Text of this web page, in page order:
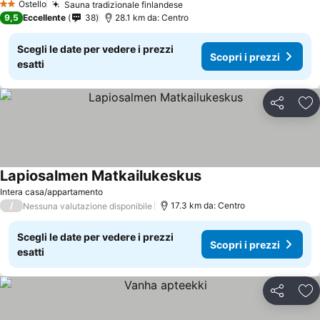
2 StelleOstello Sauna tradizionale finlandeseScopri i prezzi
9,5 Eccellente 38 28.1 km da: Centro
Scegli le date per vedere i prezzi
esatti
Scopri i prezzi
Condividi
Intera casa/appartamento
Lapiosalmen MatkailukeskusScopri i prezzi
/ Nessuna valutazione disponibile 17.3 km da: Centro
Scegli le date per vedere i prezzi
esatti
Scopri i prezzi
Condividi